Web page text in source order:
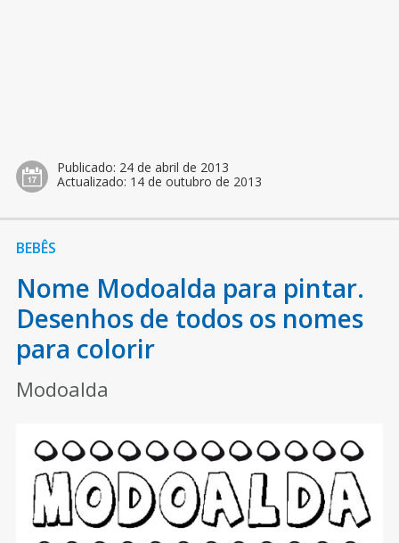
Publicado: 24 de abril de 2013
Actualizado: 14 de outubro de 2013
BEBÊS
Nome Modoalda para pintar.
Desenhos de todos os nomes
para colorir
Modoalda